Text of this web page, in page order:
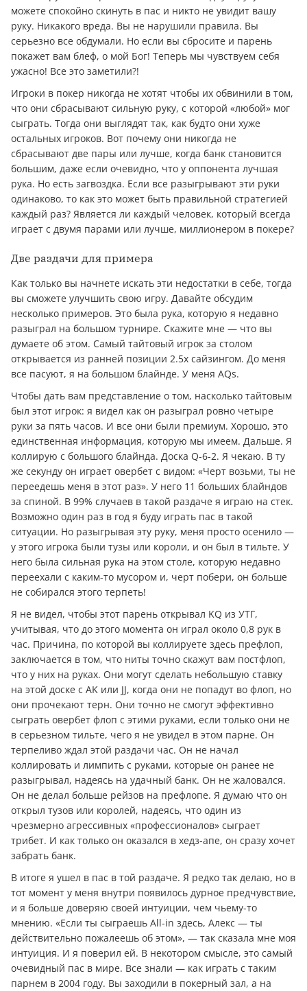
можете спокойно скинуть в пас и никто не увидит вашу
руку. Никакого вреда. Вы не нарушили правила. Вы
серьезно все обдумали. Но если вы сбросите и парень
покажет вам блеф, о мой Бог! Теперь мы чувствуем себя
ужасно! Все это заметили?!
Игроки в покер никогда не хотят чтобы их обвинили в том,
что они сбрасывают сильную руку, с которой «любой» мог
сыграть. Тогда они выглядят так, как будто они хуже
остальных игроков. Вот почему они никогда не
сбрасывают две пары или лучше, когда банк становится
большим, даже если очевидно, что у оппонента лучшая
рука. Но есть загвоздка. Если все разыгрывают эти руки
одинаково, то как это может быть правильной стратегией
каждый раз? Является ли каждый человек, который всегда
играет с двумя парами или лучше, миллионером в покере?
Две раздачи для примера
Как только вы начнете искать эти недостатки в себе, тогда
вы сможете улучшить свою игру. Давайте обсудим
несколько примеров. Это была рука, которую я недавно
разыграл на большом турнире. Скажите мне — что вы
думаете об этом. Самый тайтовый игрок за столом
открывается из ранней позиции 2.5x сайзингом. До меня
все пасуют, я на большом блайнде. У меня AQs.
Чтобы дать вам представление о том, насколько тайтовым
был этот игрок: я видел как он разыграл ровно четыре
руки за пять часов. И все они были премиум. Хорошо, это
единственная информация, которую мы имеем. Дальше. Я
коллирую с большого блайнда. Доска Q-6-2. Я чекаю. В ту
же секунду он играет овербет с видом: «Черт возьми, ты не
переедешь меня в этот раз». У него 11 больших блайндов
за спиной. В 99% случаев в такой раздаче я играю на стек.
Возможно один раз в год я буду играть пас в такой
ситуации. Но разыгрывая эту руку, меня просто осенило —
у этого игрока были тузы или короли, и он был в тильте. У
него была сильная рука на этом столе, которую недавно
переехали с каким-то мусором и, черт побери, он больше
не собирался этого терпеть!
Я не видел, чтобы этот парень открывал KQ из УТГ,
учитывая, что до этого момента он играл около 0,8 рук в
час. Причина, по которой вы коллируете здесь префлоп,
заключается в том, что ниты точно скажут вам постфлоп,
что у них на руках. Они могут сделать небольшую ставку
на этой доске с AK или JJ, когда они не попадут во флоп, но
они прочекают терн. Они точно не смогут эффективно
сыграть овербет флоп с этими руками, если только они не
в серьезном тильте, чего я не увидел в этом парне. Он
терпеливо ждал этой раздачи час. Он не начал
коллировать и лимпить с руками, которые он ранее не
разыгрывал, надеясь на удачный банк. Он не жаловался.
Он не делал больше рейзов на префлопе. Я думаю что он
открыл тузов или королей, надеясь, что один из
чрезмерно агрессивных «профессионалов» сыграет
трибет. И как только он оказался в хедз-апе, он сразу хочет
забрать банк.
В итоге я ушел в пас в той раздаче. Я редко так делаю, но в
тот момент у меня внутри появилось дурное предчувствие,
и я больше доверяю своей интуиции, чем чьему-то
мнению. «Если ты сыграешь All-in здесь, Алекс — ты
действительно пожалеешь об этом», — так сказала мне моя
интуиция. И я поверил ей. В некотором смысле, это самый
очевидный пас в мире. Все знали — как играть с таким
парнем в 2004 году. Вы заходили в покерный зал, а на